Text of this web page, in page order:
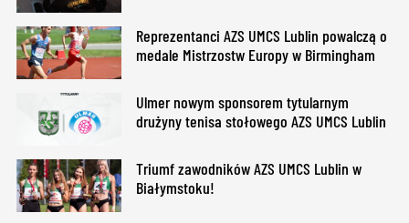
Reprezentanci AZS UMCS Lublin powalczą o
medale Mistrzostw Europy w Birmingham
Ulmer nowym sponsorem tytularnym
drużyny tenisa stołowego AZS UMCS Lublin
Triumf zawodników AZS UMCS Lublin w
Białymstoku!